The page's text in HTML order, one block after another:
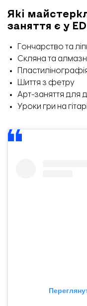
Які
заняття є у
Гончарство та
Скляна та
Шиття з фетру
Арт-заняття для
Уроки гри на гітарі